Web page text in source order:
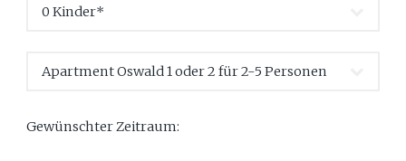
Gewünschter Zeitraum: